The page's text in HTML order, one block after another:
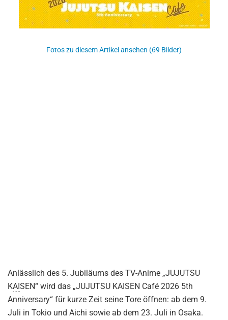
Fotos zu diesem Artikel ansehen (69 Bilder)
Anlässlich des 5. Jubiläums des TV-Anime „JUJUTSU
KAI SEN“ wird das „JUJUTSU KAISEN Café 2026 5th
Anniversary“ für kurze Zeit seine Tore öffnen: ab dem 9.
Juli in Tokio und Aichi sowie ab dem 23. Juli in Osaka.